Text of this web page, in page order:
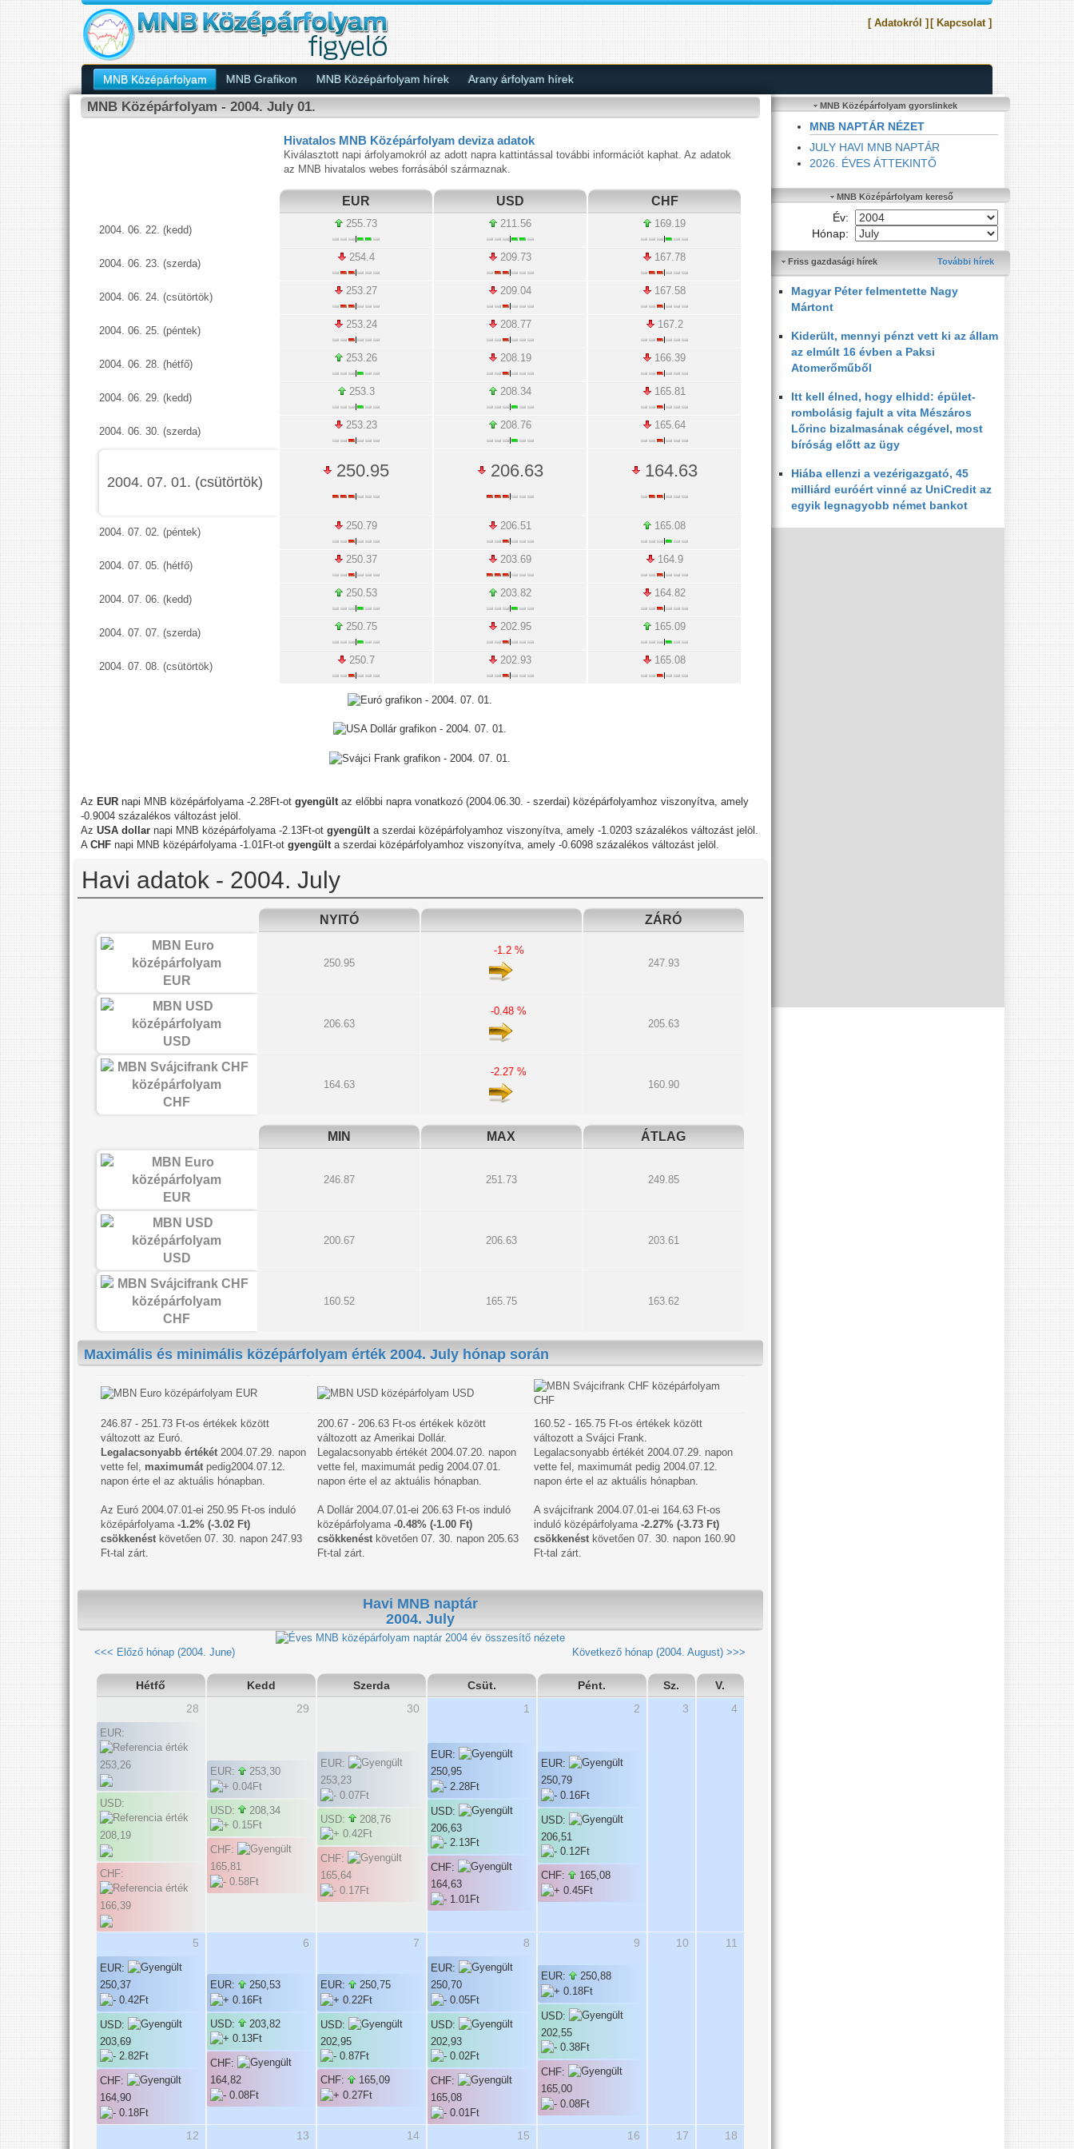
[ Adatokról ] [ Kapcsolat ]
MNB Középárfolyam MNB Grafikon MNB Középárfolyam hírek Arany árfolyam hírek
MNB Középárfolyam - 2004. July 01.
Hivatalos MNB Középárfolyam deviza adatok
Kiválasztott napi árfolyamokról az adott napra kattintással további információt kaphat. Az adatok
az MNB hivatalos webes forrásából származnak.
EUR USD CHF
2004. 06. 22. (kedd)
255.73 211.56 169.19
2004. 06. 23. (szerda)
254.4 209.73 167.78
2004. 06. 24. (csütörtök)
253.27 209.04 167.58
2004. 06. 25. (péntek)
253.24 208.77 167.2
2004. 06. 28. (hétfő)
253.26 208.19 166.39
2004. 06. 29. (kedd)
253.3 208.34 165.81
2004. 06. 30. (szerda)
253.23 208.76 165.64
2004. 07. 01. (csütörtök)
250.95 206.63 164.63
2004. 07. 02. (péntek)
250.79 206.51 165.08
2004. 07. 05. (hétfő)
250.37 203.69 164.9
2004. 07. 06. (kedd)
250.53 203.82 164.82
2004. 07. 07. (szerda)
250.75 202.95 165.09
2004. 07. 08. (csütörtök)
250.7 202.93 165.08
Az EUR napi MNB középárfolyama -2.28Ft-ot gyengült az előbbi napra vonatkozó (2004.06.30. - szerdai) középárfolyamhoz viszonyítva, amely
-0.9004 százalékos változást jelöl.
Az USA dollar napi MNB középárfolyama -2.13Ft-ot gyengült a szerdai középárfolyamhoz viszonyítva, amely -1.0203 százalékos változást jelöl.
A CHF napi MNB középárfolyama -1.01Ft-ot gyengült a szerdai középárfolyamhoz viszonyítva, amely -0.6098 százalékos változást jelöl.
Havi adatok - 2004. July
NYITÓ ZÁRÓ
EUR
250.95
-1.2 %
247.93
USD
206.63
-0.48 %
205.63
CHF
164.63
-2.27 %
160.90
MIN MAX ÁTLAG
EUR
246.87 251.73 249.85
USD
200.67 206.63 203.61
CHF
160.52 165.75 163.62
Maximális és minimális középárfolyam érték 2004. July hónap során
EUR USD
CHF
246.87 - 251.73 Ft-os értékek között
változott az Euró.
Legalacsonyabb értékét2004.07.29. napon
vette fel, maximumátpedig2004.07.12.
napon érte el az aktuális hónapban.
Az Euró 2004.07.01-ei 250.95 Ft-os induló
középárfolyama -1.2% (-3.02 Ft)
csökkenéstkövetően 07. 30. napon 247.93
Ft-tal zárt.
200.67 - 206.63 Ft-os értékek között
változott az Amerikai Dollár.
Legalacsonyabb értékét 2004.07.20. napon
vette fel, maximumát pedig 2004.07.01.
napon érte el az aktuális hónapban.
A Dollár 2004.07.01-ei 206.63 Ft-os induló
középárfolyama -0.48% (-1.00 Ft)
csökkenéstkövetően 07. 30. napon 205.63
Ft-tal zárt.
160.52 - 165.75 Ft-os értékek között
változott a Svájci Frank.
Legalacsonyabb értékét 2004.07.29. napon
vette fel, maximumát pedig 2004.07.12.
napon érte el az aktuális hónapban.
A svájcifrank 2004.07.01-ei 164.63 Ft-os
induló középárfolyama -2.27% (-3.73 Ft)
csökkenéstkövetően 07. 30. napon 160.90
Ft-tal zárt.
Havi MNB naptár
2004. July
2004 év összesítő nézete
<<< Előző hónap (2004. June)
Következő hónap (2004. August) >>>
Hétfő Kedd Szerda Csüt. Pént. Sz.
V.
28
EUR:
253,26
USD:
208,19
CHF:
166,39
29
EUR: 253,30
USD: 208,34
CHF:
165,81
30
EUR:
253,23
USD: 208,76
CHF:
165,64
1
EUR:
250,95
USD:
206,63
CHF:
164,63
2
EUR:
250,79
USD:
206,51
CHF: 165,08
3 4
5
EUR:
250,37
USD:
203,69
CHF:
164,90
6
EUR: 250,53
USD: 203,82
CHF:
164,82
7
EUR: 250,75
USD:
202,95
CHF: 165,09
8
EUR:
250,70
USD:
202,93
CHF:
165,08
9
EUR: 250,88
USD:
202,55
CHF:
165,00
10 11
12 13 14 15 16 17 18
MNB Középárfolyam gyorslinkek
MNB NAPTÁR NÉZET
JULY HAVI MNB NAPTÁR
2026. ÉVES ÁTTEKINTŐ
MNB Középárfolyam kereső
Év:
Hónap:
Friss gazdasági hírek További hírek
Magyar Péter felmentette Nagy
Mártont
Kiderült, mennyi pénzt vett ki az állam
az elmúlt 16 évben a Paksi
Atomerőműből
Itt kell élned, hogy elhidd: épület-
rombolásig fajult a vita Mészáros
Lőrinc bizalmasának cégével, most
bíróság előtt az ügy
Hiába ellenzi a vezérigazgató, 45
milliárd euróért vinné az UniCredit az
egyik legnagyobb német bankot